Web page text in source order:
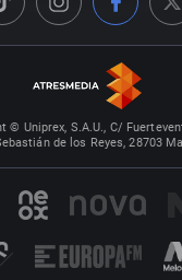
© Uniprex, S.A.U., C/
de los Reyes, 28703